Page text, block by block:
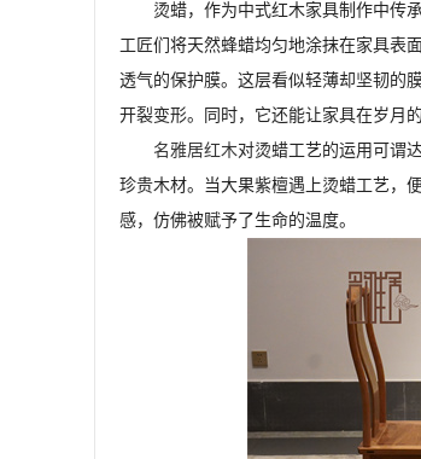
烫蜡，作为中式红木家具制作中传
工匠们将天然蜂蜡均匀地涂抹在家具表
透气的保护膜。这层看似轻薄却坚韧的
开裂变形。同时，它还能让家具在岁月
名雅居红木对烫蜡工艺的运用可谓
珍贵木材。当大果紫檀遇上烫蜡工艺，
感，仿佛被赋予了生命的温度。